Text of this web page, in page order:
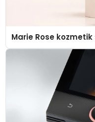
Marie Rose